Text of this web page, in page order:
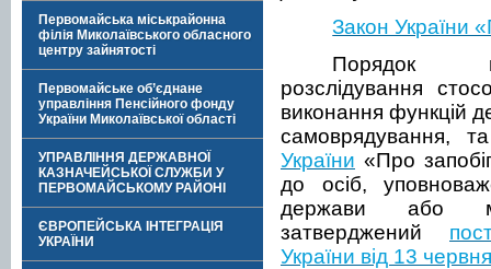
Первомайська міськрайонна
філія Миколаївського обласного
центру зайнятості
Первомайське об’єднане
управління Пенсійного фонду
України Миколаївської області
УПРАВЛІННЯ ДЕРЖАВНОЇ
КАЗНАЧЕЙСЬКОЇ СЛУЖБИ У
ПЕРВОМАЙСЬКОМУ РАЙОНІ
ЄВРОПЕЙСЬКА ІНТЕГРАЦІЯ
УКРАЇНИ
Закон України
Порядок
розслідування
виконання функцій
самоврядування,
України «Про
до осіб,
держави або
затверджений
України від 13